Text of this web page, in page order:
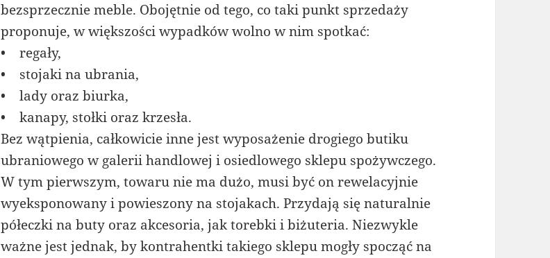
bezsprzecznie meble. Obojętnie od tego, co taki punkt sprzedaży
proponuje, w większości wypadków wolno w nim spotkać:
• regały,
• stojaki na ubrania,
• lady oraz biurka,
• kanapy, stołki oraz krzesła.
Bez wątpienia, całkowicie inne jest wyposażenie drogiego butiku
ubraniowego w galerii handlowej i osiedlowego sklepu spożywczego.
W tym pierwszym, towaru nie ma dużo, musi być on rewelacyjnie
wyeksponowany i powieszony na stojakach. Przydają się naturalnie
półeczki na buty oraz akcesoria, jak torebki i biżuteria. Niezwykle
ważne jest jednak, by kontrahentki takiego sklepu mogły spocząć na